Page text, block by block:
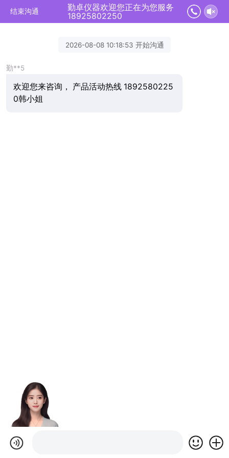
结束沟通
勤卓仪器欢迎您正在为您服务
18925802250
2026-08-08 10:18:53 开始沟通
勤**5
欢迎您来咨询， 产品活动热线 1892580225
0韩小姐